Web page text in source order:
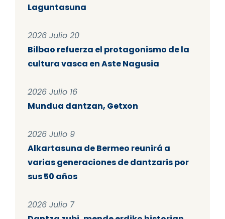
Laguntasuna
2026 Julio 20
Bilbao refuerza el protagonismo de la
cultura vasca en Aste Nagusia
2026 Julio 16
Mundua dantzan, Getxon
2026 Julio 9
Alkartasuna de Bermeo reunirá a
varias generaciones de dantzaris por
sus 50 años
2026 Julio 7